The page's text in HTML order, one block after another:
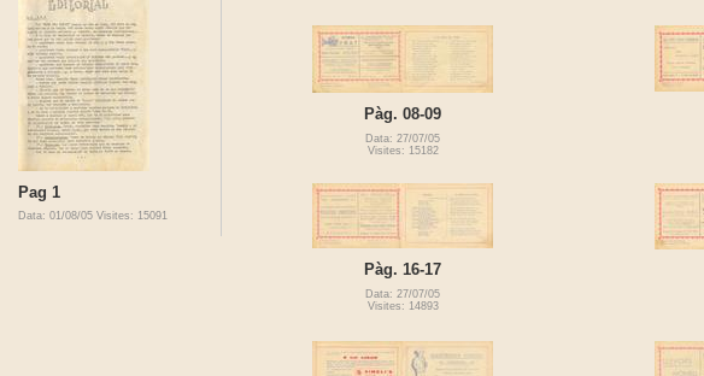
Pag 1
Data: 01/08/05 Visites: 15091
Pàg. 08-09
Data: 27/07/05
Visites: 15182
Pàg. 16-17
Data: 27/07/05
Visites: 14893